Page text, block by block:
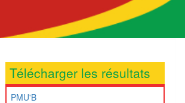
Télécharger les résultats
PMU'B